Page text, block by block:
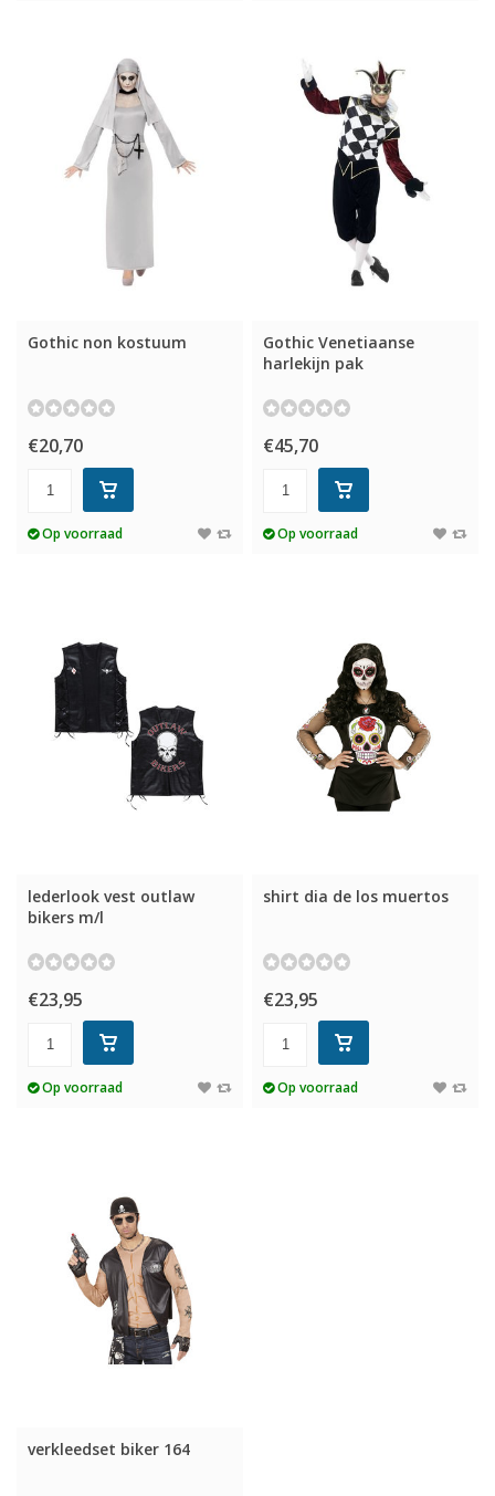
Gothic non kostuum
€20,70
Op voorraad
Gothic Venetiaanse
harlekijn pak
€45,70
Op voorraad
lederlook vest outlaw
bikers m/l
€23,95
Op voorraad
shirt dia de los muertos
€23,95
Op voorraad
verkleedset biker 164